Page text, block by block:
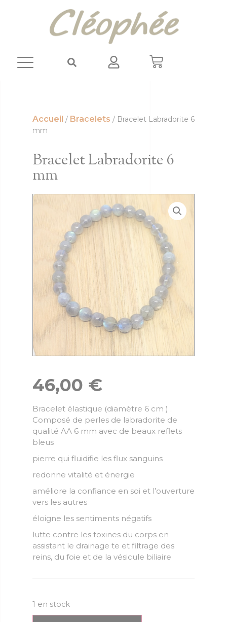
Accueil / Bracelets / Bracelet Labradorite 6
mm
Bracelet Labradorite 6
mm
46,00 €
Bracelet élastique (diamètre 6 cm ) .
Composé de perles de labradorite de
qualité AA 6 mm avec de beaux reflets
bleus
pierre qui fluidifie les flux sanguins
redonne vitalité et énergie
améliore la confiance en soi et l’ouverture
vers les autres
éloigne les sentiments négatifs
lutte contre les toxines du corps en
assistant le drainage te et filtrage des
reins, du foie et de la vésicule biliaire
1 en stock